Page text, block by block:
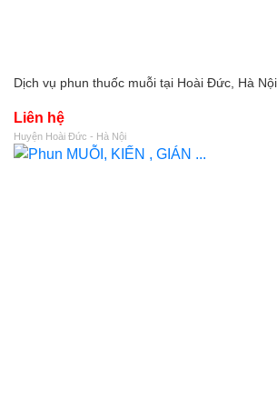
Dịch vụ phun thuốc muỗi tại Hoài Đức, Hà Nội
Liên hệ
Huyện Hoài Đức - Hà Nội